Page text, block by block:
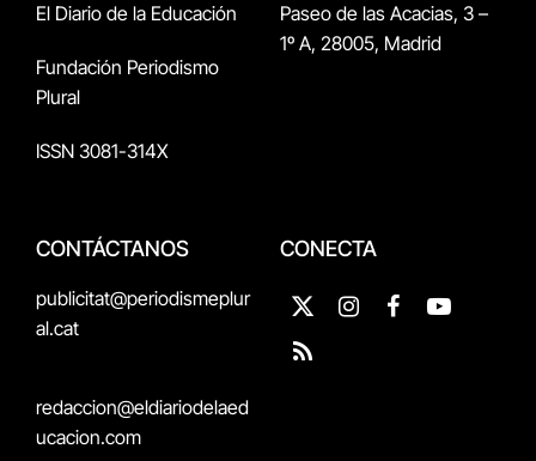
El Diario de la Educación
Fundación Periodismo
Plural
ISSN 3081-314X
Paseo de las Acacias, 3 –
1º A, 28005, Madrid
CONTÁCTANOS
publicitat@periodismeplur
al.cat
redaccion@eldiariodelaed
ucacion.com
CONECTA
X
(Twitter)
InstagramFacebookYouTube
RSS